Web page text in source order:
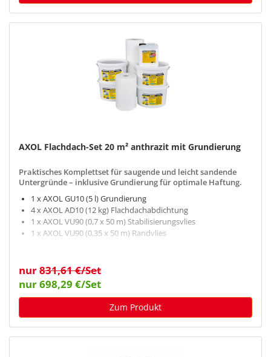
AXOL Flachdach-Set 20 m² anthrazit mit Grundierung
Praktisches Komplettset für saugende und leicht sandende
Untergründe – inklusive Grundierung für optimale Haftung.
1 x AXOL GU10 (5 l) Grundierung
4 x AXOL AD10 (12 kg) Flachdachabdichtung
1 x AXOL VU90 (0,7 x 50 m) Stabilisierungsvlies
1 x AXOL VU90 (0,35 x 50 m) Randvlies
nur831,61 €/Set
nur 698,29 €/Set
Zum Produkt